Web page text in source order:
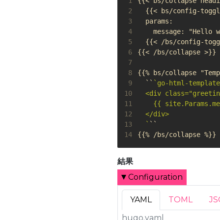
2
3
4
5
6
7
8
9
  ``
`go-html-template
10
11
12
  </div>
13
  `
14
{{% /bs/collapse %}}
結果
Configuration
YAML TOML
hugo.yaml